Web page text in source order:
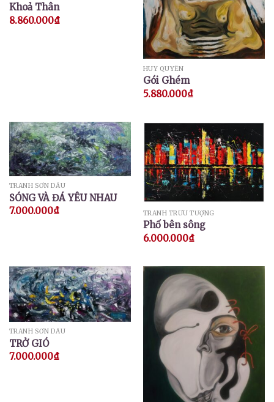
Khoả Thân
8.860.000₫
HUY QUYỂN
Gói Ghém
5.880.000₫
TRANH SƠN DẦU
SÓNG VÀ ĐÁ YÊU NHAU
7.000.000₫ TRANH TRỪU TƯỢNG
Phố bên sông
6.000.000₫
TRANH SƠN DẦU
TRỞ GIÓ
7.000.000₫